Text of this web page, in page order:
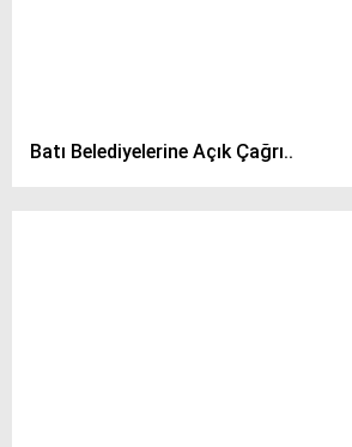
Batı Belediyelerine Açık Çağrı..